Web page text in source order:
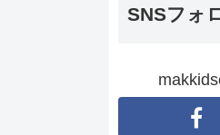
SNSフォ